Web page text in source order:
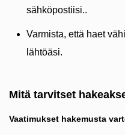
sähköpostiisi..
Varmista, että haet
lähtöäsi.
Mitä tarvitset
Vaatimukset hakemusta